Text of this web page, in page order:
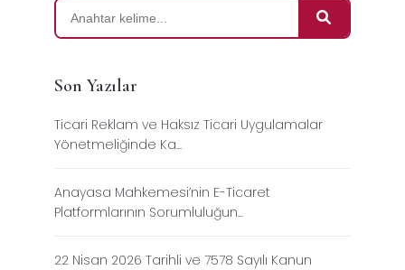
Son Yazılar
Ticari Reklam ve Haksız Ticari Uygulamalar
Yönetmeliğinde Ka...
Anayasa Mahkemesi’nin E-Ticaret
Platformlarının Sorumluluğun...
22 Nisan 2026 Tarihli ve 7578 Sayılı Kanun